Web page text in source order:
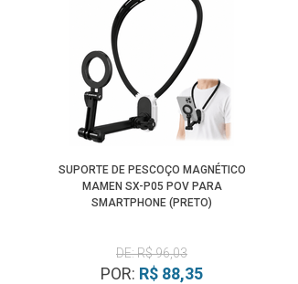
SUPORTE DE PESCOÇO MAGNÉTICO
MAMEN SX-P05 POV PARA
SMARTPHONE (PRETO)
DE: R$ 96,03
POR: R$ 88,35